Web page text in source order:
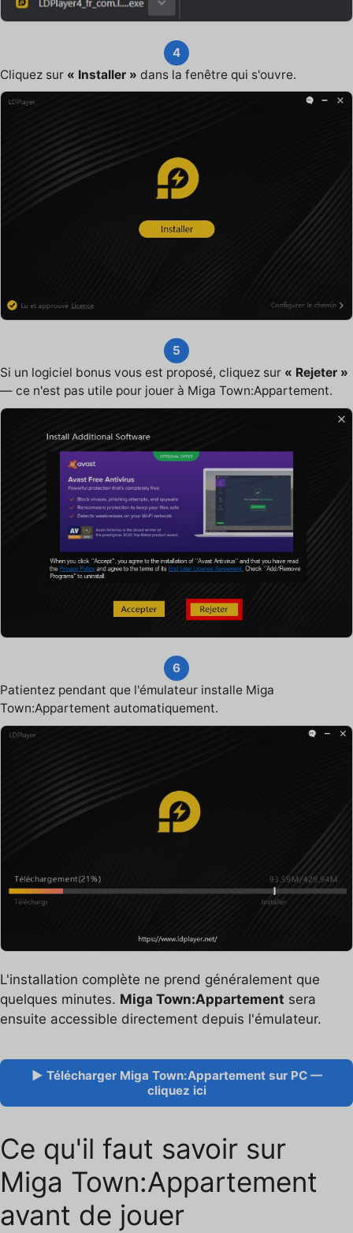
4
Cliquez sur « Installer » dans la fenêtre qui s'ouvre.
5
Si un logiciel bonus vous est proposé, cliquez sur « Rejeter »
— ce n'est pas utile pour jouer à Miga Town:Appartement.
6
Patientez pendant que l'émulateur installe Miga
Town:Appartement automatiquement.
L'installation complète ne prend généralement que
quelques minutes. Miga Town:Appartement sera
ensuite accessible directement depuis l'émulateur.
▶ Télécharger Miga Town:Appartement sur PC —
cliquez ici
Ce qu'il faut savoir sur
Miga Town:Appartement
avant de jouer